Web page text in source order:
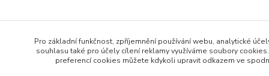
Pro základní funkčnost, zpříjemnění používání webu, analytické
souhlasu také pro účely cílení reklamy využíváme soubory
preferencí cookies můžete kdykoli upravit odkazem ve